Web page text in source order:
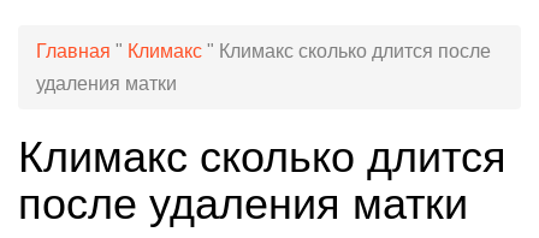
Главная " Климакс " Климакс сколько длится после
удаления матки
Климакс сколько длится
после удаления матки